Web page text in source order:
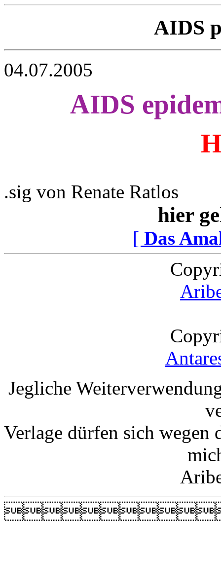
AIDS
04.07.2005
AIDS
.sig von Renate Ratlos
hier
[ Das
Jegliche
Verlage dürfen sich wegen